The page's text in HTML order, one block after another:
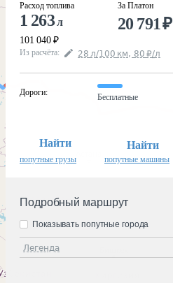
Расход топлива
1 263л
101 040 ₽
За Платон
20 791₽
Из расчёта: 28 л/100 км, 80 ₽/л
Дороги:
Бесплатные
Найти
попутные грузы
Найти
попутные машины
Подробный маршрут
Легенда
Показывать попутные города